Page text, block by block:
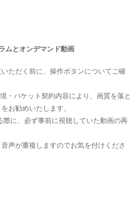
ムとオンデマンド動画
ただく前に、操作ボタンについてご確
パケット契約内容により、画質を落と
お勧めいたします。
に、必ず事前に視聴していた動画の再
が重複しますのでお気を付けくださ